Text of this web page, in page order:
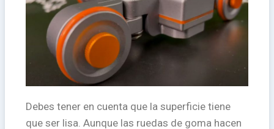
Debes tener en cuenta que la superficie tiene
que ser lisa. Aunque las ruedas de goma hacen